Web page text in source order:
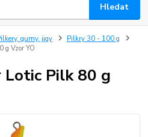
Hledat
gumy, jigy
Pilkry 30 - 100 g
g Vzor YO
Pilk 80 g